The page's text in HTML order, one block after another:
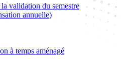
validation du semestre
annuelle)
à temps aménagé